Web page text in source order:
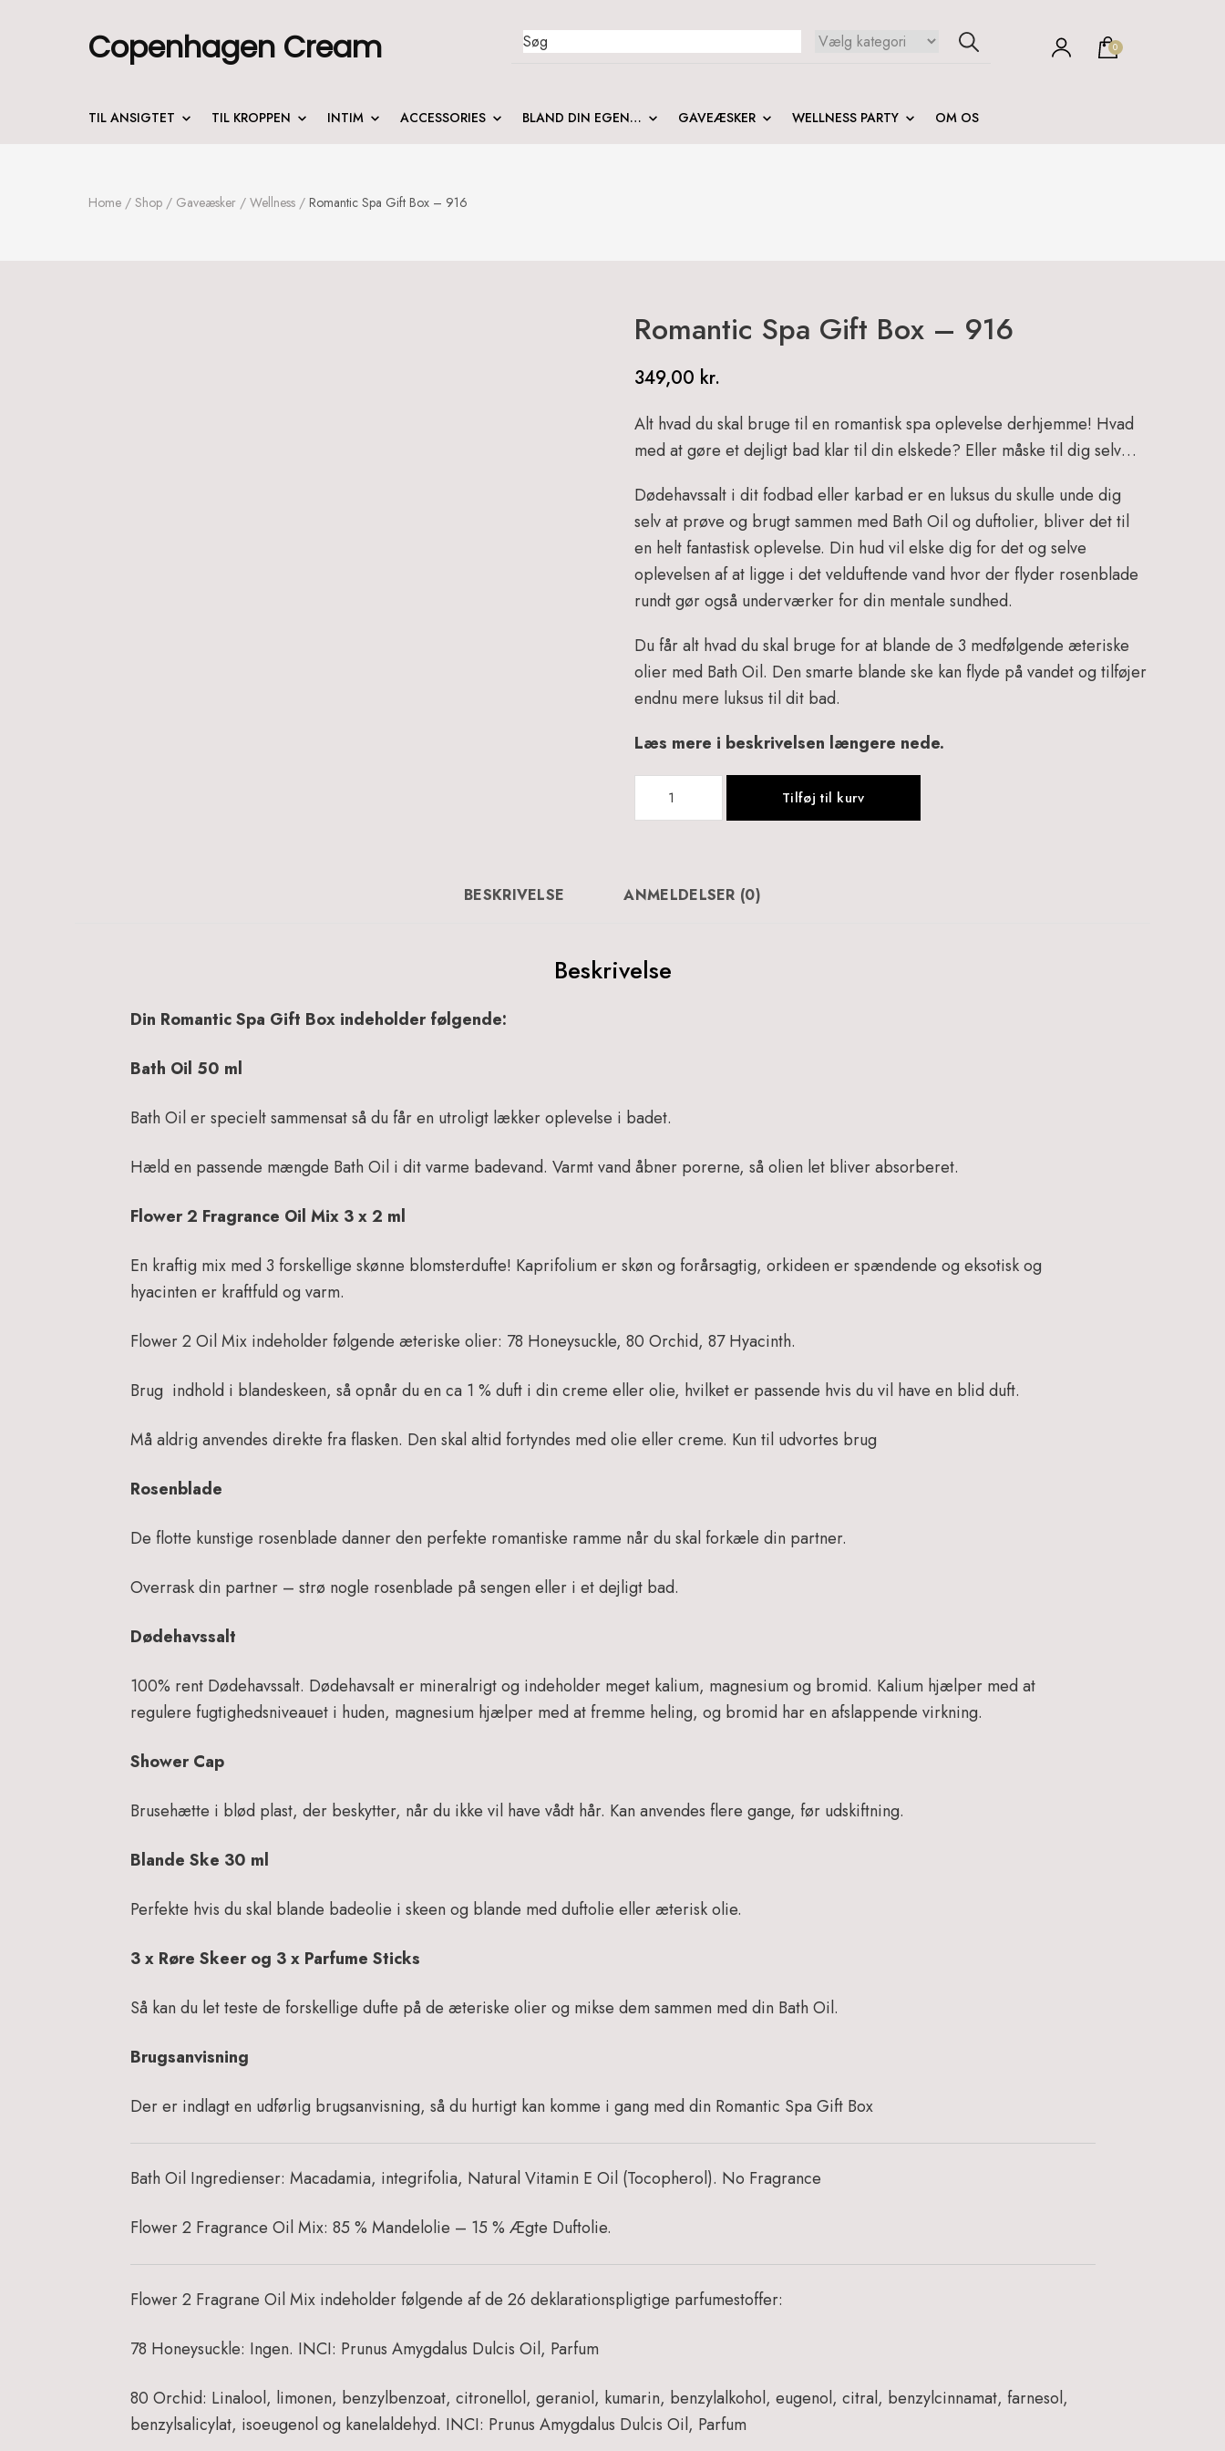
Copenhagen Cream
Search
for:
0
TIL ANSIGTET TIL KROPPEN INTIM ACCESSORIES BLAND DIN EGEN… GAVEÆSKER WELLNESS PARTY OM OS
Home / Shop / Gaveæsker / Wellness / Romantic Spa Gift Box – 916
Romantic Spa Gift Box – 916
349,00 kr.
Alt hvad du skal bruge til en romantisk spa oplevelse derhjemme! Hvad
med at gøre et dejligt bad klar til din elskede? Eller måske til dig selv…
Dødehavssalt i dit fodbad eller karbad er en luksus du skulle unde dig
selv at prøve og brugt sammen med Bath Oil og duftolier, bliver det til
en helt fantastisk oplevelse. Din hud vil elske dig for det og selve
oplevelsen af at ligge i det velduftende vand hvor der flyder rosenblade
rundt gør også underværker for din mentale sundhed.
Du får alt hvad du skal bruge for at blande de 3 medfølgende æteriske
olier med Bath Oil. Den smarte blande ske kan flyde på vandet og tilføjer
endnu mere luksus til dit bad.
Læs mere i beskrivelsen længere nede.
916
Tilføj til kurv
BESKRIVELSE ANMELDELSER (0)
Beskrivelse
Din Romantic Spa Gift Box indeholder følgende:
Bath Oil 50 ml
Bath Oil er specielt sammensat så du får en utroligt lækker oplevelse i badet.
Hæld en passende mængde Bath Oil i dit varme badevand. Varmt vand åbner porerne, så olien let bliver absorberet.
Flower 2 Fragrance Oil Mix 3 x 2 ml
En kraftig mix med 3 forskellige skønne blomsterdufte! Kaprifolium er skøn og forårsagtig, orkideen er spændende og eksotisk og
hyacinten er kraftfuld og varm.
Flower 2 Oil Mix indeholder følgende æteriske olier: 78 Honeysuckle, 80 Orchid, 87 Hyacinth.
Brug indhold i blandeskeen, så opnår du en ca 1 % duft i din creme eller olie, hvilket er passende hvis du vil have en blid duft.
Må aldrig anvendes direkte fra flasken. Den skal altid fortyndes med olie eller creme. Kun til udvortes brug
Rosenblade
De flotte kunstige rosenblade danner den perfekte romantiske ramme når du skal forkæle din partner.
Overrask din partner – strø nogle rosenblade på sengen eller i et dejligt bad.
Dødehavssalt
100% rent Dødehavssalt. Dødehavsalt er mineralrigt og indeholder meget kalium, magnesium og bromid. Kalium hjælper med at
regulere fugtighedsniveauet i huden, magnesium hjælper med at fremme heling, og bromid har en afslappende virkning.
Shower Cap
Brusehætte i blød plast, der beskytter, når du ikke vil have vådt hår. Kan anvendes flere gange, før udskiftning.
Blande Ske 30 ml
Perfekte hvis du skal blande badeolie i skeen og blande med duftolie eller æterisk olie.
3 x Røre Skeer og 3 x Parfume Sticks
Så kan du let teste de forskellige dufte på de æteriske olier og mikse dem sammen med din Bath Oil.
Brugsanvisning
Der er indlagt en udførlig brugsanvisning, så du hurtigt kan komme i gang med din Romantic Spa Gift Box
Bath Oil Ingredienser: Macadamia, integrifolia, Natural Vitamin E Oil (Tocopherol). No Fragrance
Flower 2 Fragrance Oil Mix: 85 % Mandelolie – 15 % Ægte Duftolie.
Flower 2 Fragrane Oil Mix indeholder følgende af de 26 deklarationspligtige parfumestoffer:
78 Honeysuckle: Ingen. INCI: Prunus Amygdalus Dulcis Oil, Parfum
80 Orchid: Linalool, limonen, benzylbenzoat, citronellol, geraniol, kumarin, benzylalkohol, eugenol, citral, benzylcinnamat, farnesol,
benzylsalicylat, isoeugenolog kanelaldehyd. INCI: Prunus Amygdalus Dulcis Oil, Parfum